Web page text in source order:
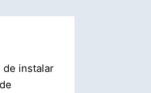
de instalar